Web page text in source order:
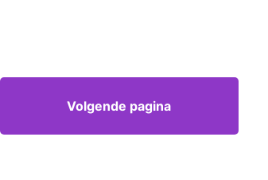
Volgende pagina